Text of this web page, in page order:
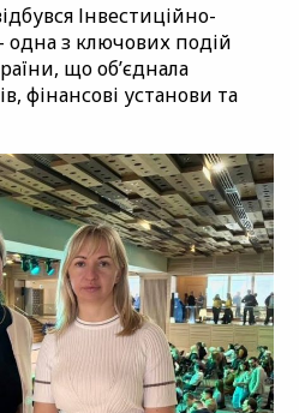
Інвестиційно-
одна з ключових подій
що об’єднала
фінансові установи та